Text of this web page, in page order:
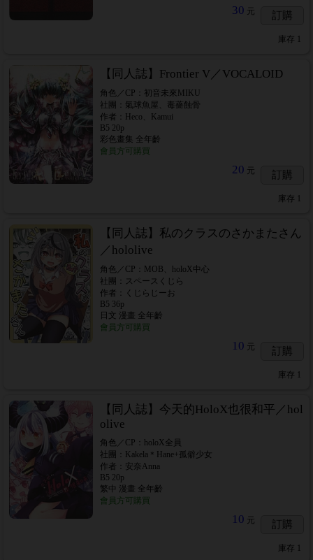
30 元 訂購
庫存
【同人誌】Frontier V／VOCALOID
角色／CP：初音未來MIKU
社團：氣球魚屋、毒薔蝕骨
作者：Heco、Kamui
B5 20p
彩色畫集 全年齡
會員方可購買
20 元 訂購
庫存
【同人誌】私のクラスのさかまたさん
／hololive
角色／CP：MOB、holoX中心
社團：スペースくじら
作者：くじらじーお
B5 36p
日文 漫畫 全年齡
會員方可購買
10 元 訂購
庫存
【同人誌】今天的HoloX也很和平／hol
olive
角色／CP：holoX全員
社團：Kakela＊Hane+孤僻少女
作者：安奈Anna
B5 20p
繁中 漫畫 全年齡
會員方可購買
10 元 訂購
庫存